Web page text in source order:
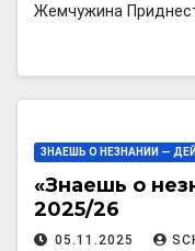
Жемчужина
ЗНАЕШЬ О НЕЗНАНИИ —
«Знаешь о
2025/26
05.11.2025